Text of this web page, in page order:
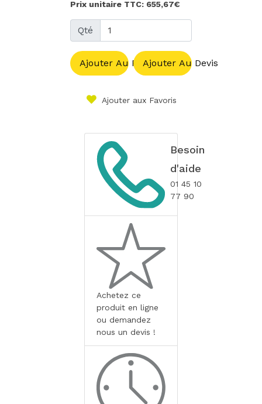
Prix unitaire TTC: 655,67€
Qté
Ajouter Au PanierAjouter Au Devis
Ajouter aux Favoris
Besoin
d'aide
01 45 10
77 90
Achetez ce
produit en ligne
ou demandez
nous un devis !